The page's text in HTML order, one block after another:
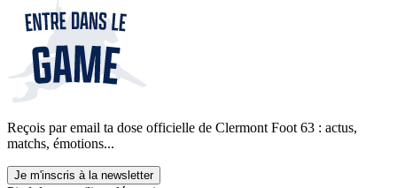
Reçois par email ta dose officielle de Clermont Foot 63 : actus,
matchs, émotions...
Je m'inscris à la newsletter